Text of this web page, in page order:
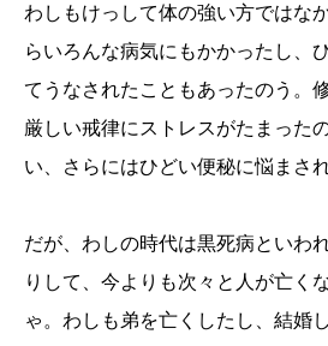
わしもけっして体の強い方ではな
らいろんな病気にもかかったし、
てうなされたこともあったのう。
厳しい戒律にストレスがたまった
い、さらにはひどい便秘に悩まさ
だが、わしの時代は黒死病といわ
りして、今よりも次々と人が亡く
ゃ。わしも弟を亡くしたし、結婚